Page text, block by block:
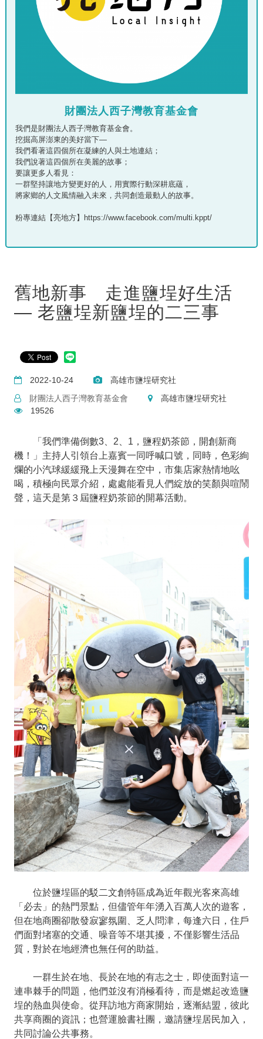
財團法人西子灣教育基金會
我們是財團法人西子灣教育基金會。
挖掘高屏澎東的美好當下—
我們看著這四個所在凝練的人與土地連結；
我們說著這四個所在美麗的故事；
要讓更多人看見：
一群堅持讓地方變更好的人，用實際行動深耕底蘊，
將家鄉的人文風情融入未來，共同創造最動人的故事。
粉專連結【亮地方】https://www.facebook.com/multi.kppt/
舊地新事 走進鹽埕好生活
— 老鹽埕新鹽埕的二三事
2022-10-24
高雄市鹽埕研究社
財團法人西子灣教育基金會
高雄市鹽埕研究社
19526
「我們準備倒數3、2、1，鹽程奶茶節，開創新商
機！」主持人引領台上嘉賓一同呼喊口號，同時，色彩絢
爛的小汽球緩緩飛上天漫舞在空中，市集店家熱情地吆
喝，積極向民眾介紹，處處能看見人們綻放的笑顏與喧鬧
聲，這天是第３屆鹽程奶茶節的開幕活動。
位於鹽埕區的駁二文創特區成為近年觀光客來高雄
「必去」的熱門景點，但儘管年年湧入百萬人次的遊客，
但在地商圈卻散發寂寥氛圍、乏人問津，每逢六日，住戶
們面對堵塞的交通、噪音等不堪其擾，不僅影響生活品
質，對於在地經濟也無任何的助益。
一群生於在地、長於在地的有志之士，即使面對這一
連串棘手的問題，他們並沒有消極看待，而是燃起改造鹽
埕的熱血與使命。從拜訪地方商家開始，逐漸結盟，彼此
共享商圈的資訊；也營運臉書社團，邀請鹽埕居民加入，
共同討論公共事務。